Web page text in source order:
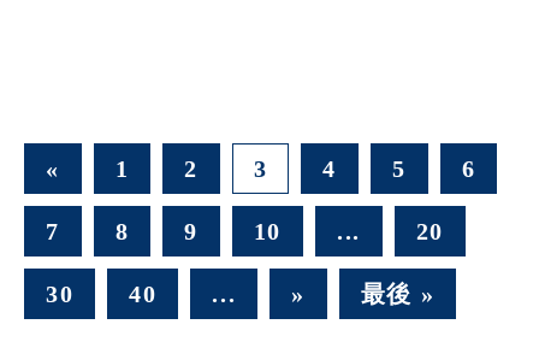
« 1 2 3 4 5 6
7 8 9 10 ... 20
30 40 ... » 最後 »